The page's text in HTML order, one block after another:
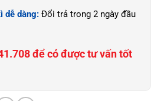
dễ dàng: Đổi trả trong 2 ngày đầu
để có được tư vấn tốt